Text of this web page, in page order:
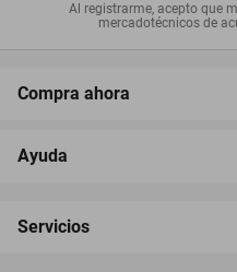
Al registrarme, acepto que
mercadotécnicos de
Compra ahora
Ayuda
Servicios